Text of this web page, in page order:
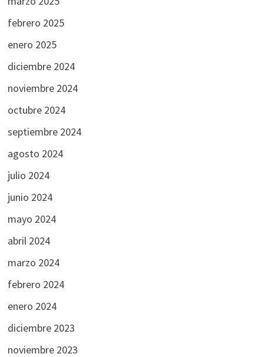
febrero 2025
enero 2025
diciembre 2024
noviembre 2024
octubre 2024
septiembre 2024
agosto 2024
julio 2024
junio 2024
mayo 2024
abril 2024
marzo 2024
febrero 2024
enero 2024
diciembre 2023
noviembre 2023